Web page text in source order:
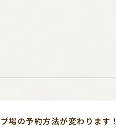
場の予約方法が変わります！